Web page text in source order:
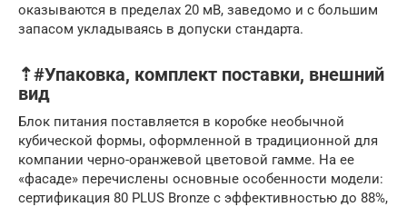
оказываются в пределах 20 мВ, заведомо и с большим
запасом укладываясь в допуски стандарта.
⇡#Упаковка, комплект поставки, внешний
вид
Блок питания поставляется в коробке необычной
кубической формы, оформленной в традиционной для
компании черно-оранжевой цветовой гамме. На ее
«фасаде» перечислены основные особенности модели:
сертификация 80 PLUS Bronze с эффективностью до 88%,